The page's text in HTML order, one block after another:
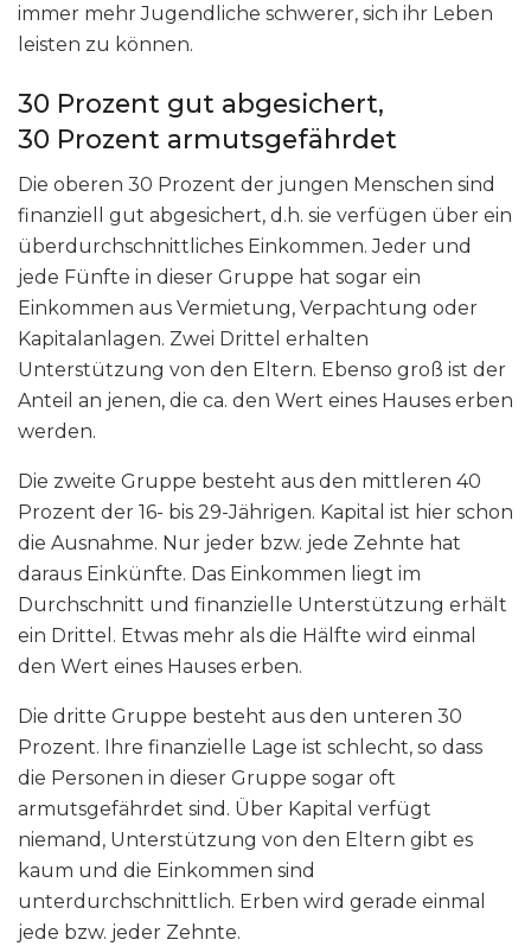
immer mehr Jugendliche schwerer, sich ihr Leben
leisten zu können.
30 Prozent gut abgesichert,
30 Prozent armutsgefährdet
Die oberen 30 Prozent der jungen Menschen sind
finanziell gut abgesichert, d.h. sie verfügen über ein
überdurchschnittliches Einkommen. Jeder und
jede Fünfte in dieser Gruppe hat sogar ein
Einkommen aus Vermietung, Verpachtung oder
Kapitalanlagen. Zwei Drittel erhalten
Unterstützung von den Eltern. Ebenso groß ist der
Anteil an jenen, die ca. den Wert eines Hauses erben
werden.
Die zweite Gruppe besteht aus den mittleren 40
Prozent der 16- bis 29-Jährigen. Kapital ist hier schon
die Ausnahme. Nur jeder bzw. jede Zehnte hat
daraus Einkünfte. Das Einkommen liegt im
Durchschnitt und finanzielle Unterstützung erhält
ein Drittel. Etwas mehr als die Hälfte wird einmal
den Wert eines Hauses erben.
Die dritte Gruppe besteht aus den unteren 30
Prozent. Ihre finanzielle Lage ist schlecht, so dass
die Personen in dieser Gruppe sogar oft
armutsgefährdet sind. Über Kapital verfügt
niemand, Unterstützung von den Eltern gibt es
kaum und die Einkommen sind
unterdurchschnittlich. Erben wird gerade einmal
jede bzw. jeder Zehnte.